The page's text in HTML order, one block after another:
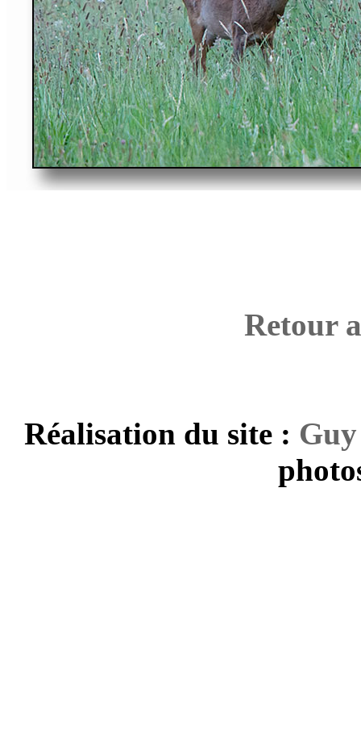
Retour
Réalisation du site :